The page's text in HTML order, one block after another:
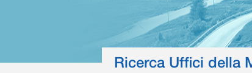
Ricerca Uffici della